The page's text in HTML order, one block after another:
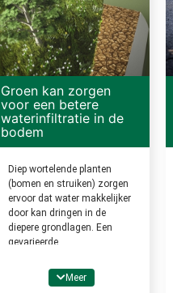
Groen kan zorgen
voor een betere
waterinfiltratie in de
bodem
Diep wortelende planten
(bomen en struiken) zorgen
ervoor dat water makkelijker
door kan dringen in de
diepere grondlagen. Een
gevarieerde
beplanting (bomen in
combinatie met struiken en
Meer